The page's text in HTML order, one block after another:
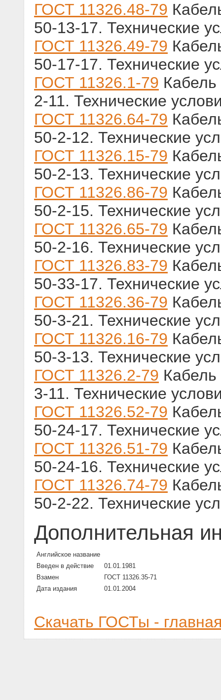
ГОСТ 11326.48-79
50-13-17. Технические
ГОСТ 11326.49-79
50-17-17. Технические
ГОСТ 11326.1-79
2-11. Технические
ГОСТ 11326.64-79
50-2-12. Технические
ГОСТ 11326.15-79
50-2-13. Технические
ГОСТ 11326.86-79
50-2-15. Технические
ГОСТ 11326.65-79
50-2-16. Технические
ГОСТ 11326.83-79
50-33-17. Технические
ГОСТ 11326.36-79
50-3-21. Технические
ГОСТ 11326.16-79
50-3-13. Технические
ГОСТ 11326.2-79
3-11. Технические
ГОСТ 11326.52-79
50-24-17. Технические
ГОСТ 11326.51-79
50-24-16. Технические
ГОСТ 11326.74-79
50-2-22. Технические
Дополнительная
Английское название
Введен в действие
01.01.1981
Взамен
ГОСТ 11326.35-71
Дата издания
01.01.2004
Скачать ГОСТы -